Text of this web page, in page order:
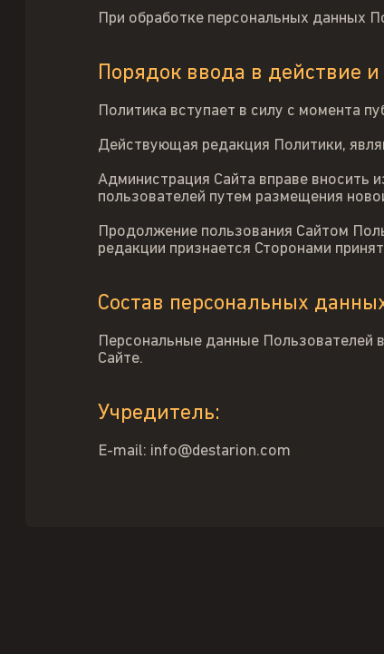
При обработке персональных данных
Порядок ввода в действие
Политика вступает в силу с момента
Действующая редакция Политики,
Администрация Сайта вправе вносить
пользователей путем размещения
Продолжение пользования Сайтом
редакции признается Сторонами
Состав персональных
Персональные данные Пользователей
Сайте.
Учредитель:
E-mail: info@destarion.com